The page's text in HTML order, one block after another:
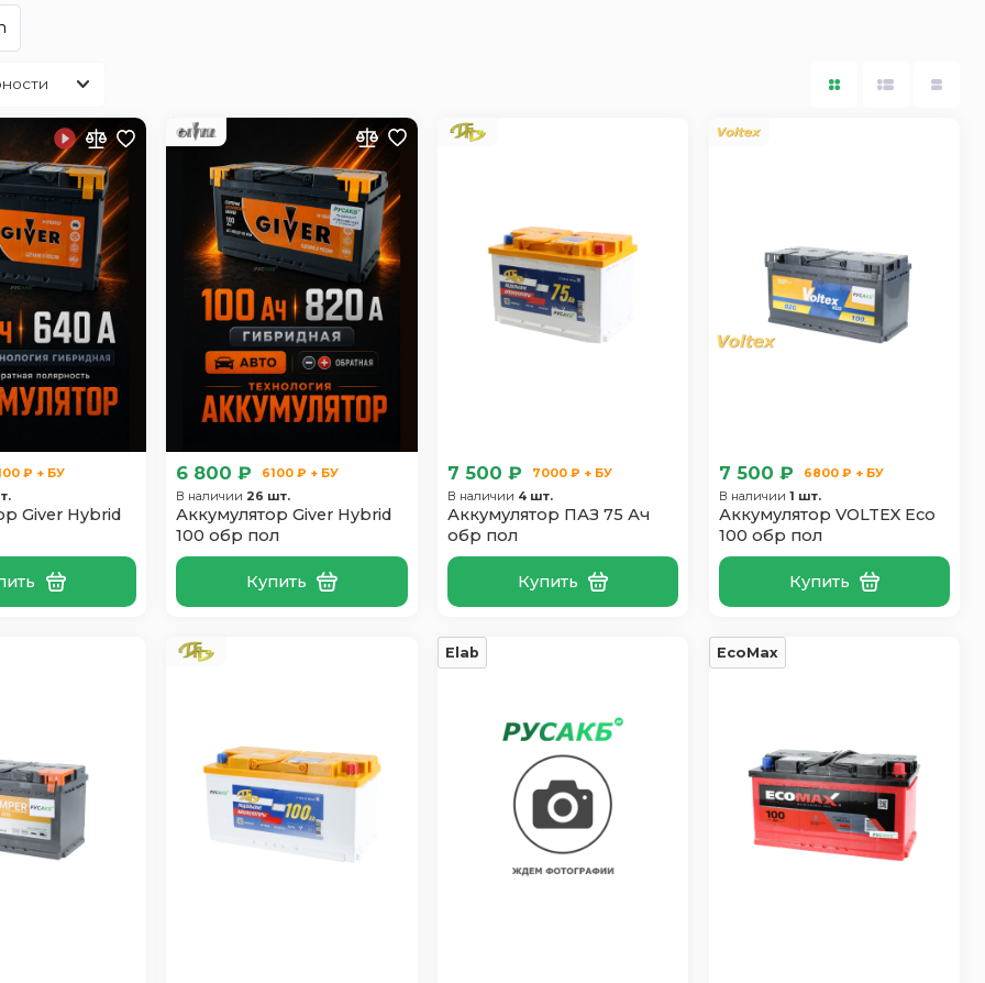
₽ + БУ
Giver Hybrid
6 800 ₽
6100 ₽ + БУ
В наличии 26 шт.
Аккумулятор Giver Hybrid
100 обр пол
Купить
7 500 ₽
7000 ₽ + БУ
В наличии 4 шт.
Аккумулятор ПАЗ 75 Ач
обр пол
Купить
7 500 ₽
6800 ₽ + БУ
В наличии 1 шт.
Аккумулятор VOLTEX Eco
100 обр пол
Купить
Elab EcoMax